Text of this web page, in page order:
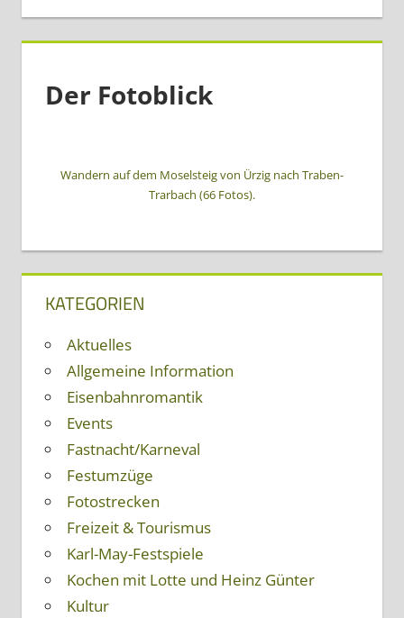
Der Fotoblick
Wandern auf dem Moselsteig von Ürzig nach Traben-
Trarbach (66 Fotos).
KATEGORIEN
Aktuelles
Allgemeine Information
Eisenbahnromantik
Events
Fastnacht/Karneval
Festumzüge
Fotostrecken
Freizeit & Tourismus
Karl-May-Festspiele
Kochen mit Lotte und Heinz Günter
Kultur